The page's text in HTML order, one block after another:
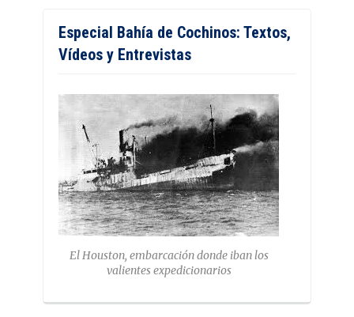
Especial Bahía de Cochinos: Textos,
Vídeos y Entrevistas
El Houston, embarcación donde iban los
valientes expedicionarios